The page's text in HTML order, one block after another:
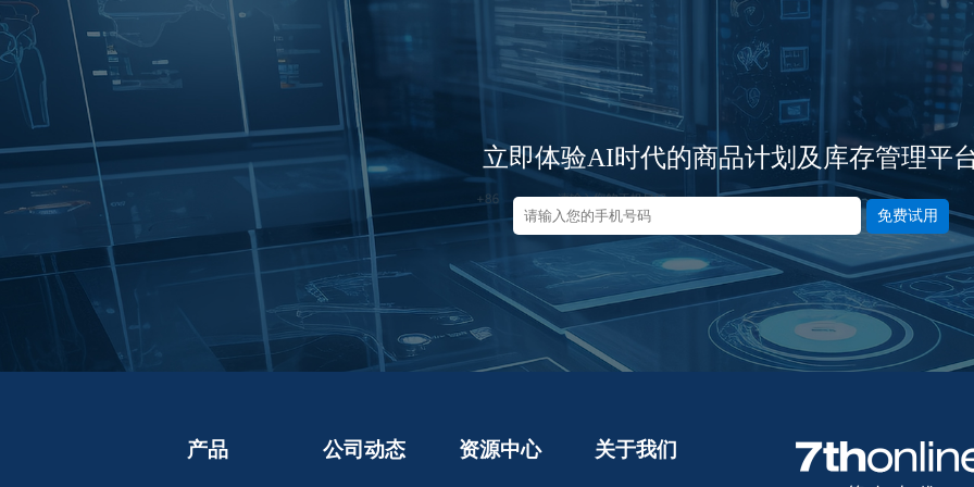
立即体验AI时代的商品计划及库存管理平
免费试用
产品 公司动态 资源中心 关于我们